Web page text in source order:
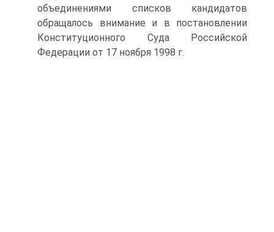
объединениями списков кандидатов
обращалось внимание и в постановлении
Конституционного Суда Российской
Федерации от 17 ноября 1998 г.